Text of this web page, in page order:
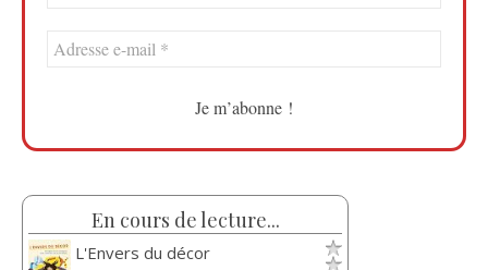
En cours de lecture...
L'Envers du décor